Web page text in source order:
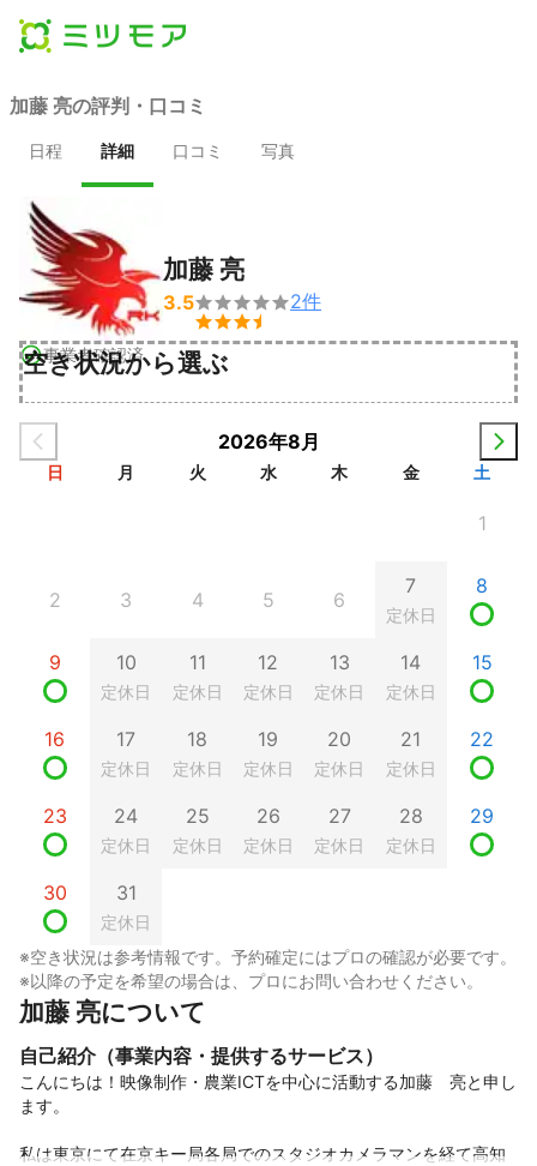
加藤 亮の評判・口コミ
日程 詳細 口コミ 写真
事業者確認済
加藤 亮
3.5

2件
空き状況から選ぶ
2026年8月
日 月 火 水 木 金 土
1
2 3 4 5 6
7
定休日
8
9 10
定休日
11
定休日
12
定休日
13
定休日
14
定休日
15
16 17
定休日
18
定休日
19
定休日
20
定休日
21
定休日
22
23 24
定休日
25
定休日
26
定休日
27
定休日
28
定休日
29
30 31
定休日
※空き状況は参考情報です。予約確定にはプロの確認が必要です。
※以降の予定を希望の場合は、プロにお問い合わせください。
加藤 亮について
自己紹介（事業内容・提供するサービス）
こんにちは！映像制作・農業ICTを中心に活動する加藤　亮と申し
ます。
私は東京にて在京キー局各局でのスタジオカメラマンを経て高知